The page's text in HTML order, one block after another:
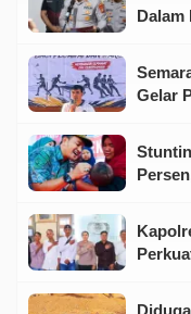
Dalam
Gelar